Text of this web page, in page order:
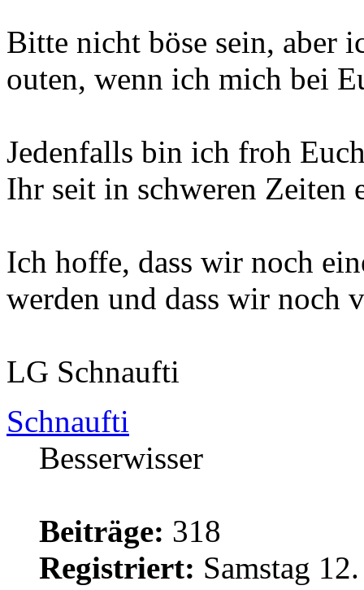
Bitte nicht böse sein, aber
outen, wenn ich mich bei
Jedenfalls bin ich froh
Ihr seit in schweren Zeiten
Ich hoffe, dass wir noch
werden und dass wir noch
LG Schnaufti
Schnaufti
Besserwisser
Beiträge: 318
Registriert: Samstag